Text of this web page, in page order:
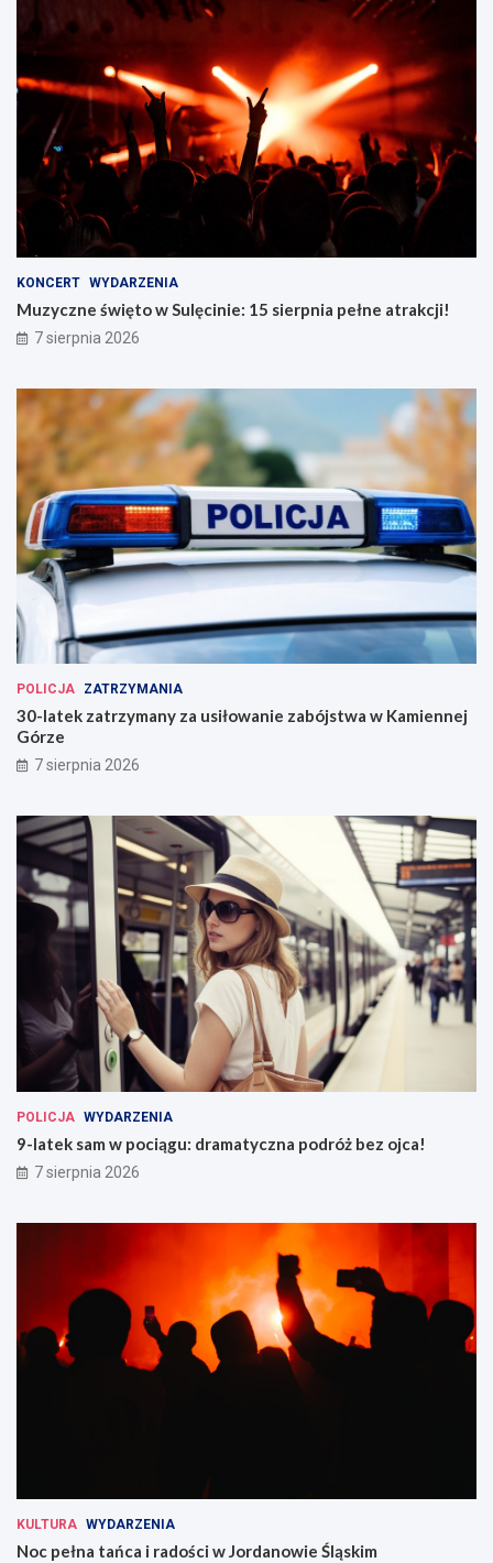
KONCERT WYDARZENIA
Muzyczne święto w Sulęcinie: 15 sierpnia pełne atrakcji!
7 sierpnia 2026
POLICJA ZATRZYMANIA
30-latek zatrzymany za usiłowanie zabójstwa w Kamiennej
Górze
7 sierpnia 2026
POLICJA WYDARZENIA
9-latek sam w pociągu: dramatyczna podróż bez ojca!
7 sierpnia 2026
KULTURA WYDARZENIA
Noc pełna tańca i radości w Jordanowie Śląskim